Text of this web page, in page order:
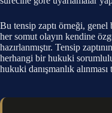
Bu tensip zaptı örneği, genel
her somut olayın kendine
hazırlanmıştır. Tensip
herhangi bir hukuki
hukuki danışmanlık